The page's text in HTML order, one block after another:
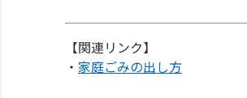
【関連リンク】
・ 家庭ごみの出し方